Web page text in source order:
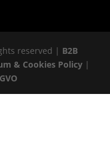
reserved | B2B
& Cookies Policy |